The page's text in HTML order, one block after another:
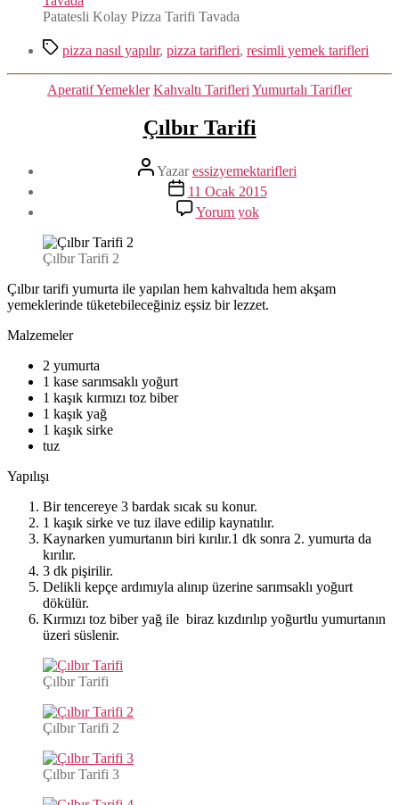
Patatesli Kolay Pizza Tarifi Tavada
Etiketler
pizza nasıl yapılır, pizza tarifleri, resimli yemek tarifleri
Kategoriler
Aperatif Yemekler Kahvaltı Tarifleri Yumurtalı Tarifler
Çılbır Tarifi
Yazının
yazarı
Yazaressizyemektarifleri
Yazı
tarihi
11 Ocak 2015
Yorum yokÇılbır
Tarifi
Çılbır Tarifi 2
Çılbır tarifi yumurta ile yapılan hem kahvaltıda hem akşam
yemeklerinde tüketebileceğiniz eşsiz bir lezzet.
Malzemeler
2 yumurta
1 kase sarımsaklı yoğurt
1 kaşık kırmızı toz biber
1 kaşık yağ
1 kaşık sirke
tuz
Yapılışı
Bir tencereye 3 bardak sıcak su konur.
1 kaşık sirke ve tuz ilave edilip kaynatılır.
Kaynarken yumurtanın biri kırılır.1 dk sonra 2. yumurta da
kırılır.
3 dk pişirilir.
Delikli kepçe ardımıyla alınıp üzerine sarımsaklı yoğurt
dökülür.
Kırmızı toz biber yağ ile biraz kızdırılıp yoğurtlu yumurtanın
üzeri süslenir.
Çılbır Tarifi
Çılbır Tarifi 2
Çılbır Tarifi 3